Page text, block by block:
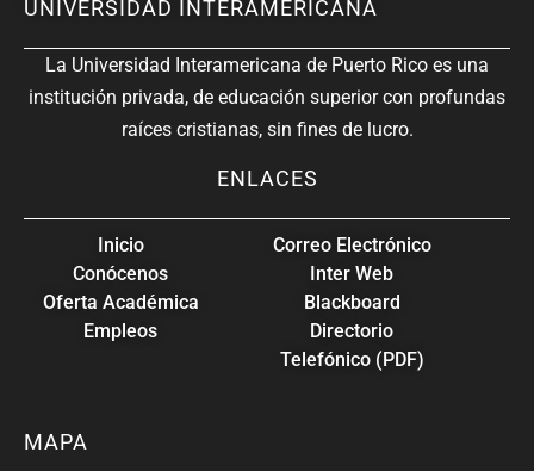
UNIVERSIDAD INTERAMERICANA
La Universidad Interamericana de Puerto Rico es una
institución privada, de educación superior con profundas
raíces cristianas, sin fines de lucro.
ENLACES
Inicio
Conócenos
Oferta Académica
Empleos
Correo Electrónico
Inter Web
Blackboard
Directorio
Telefónico (PDF)
MAPA